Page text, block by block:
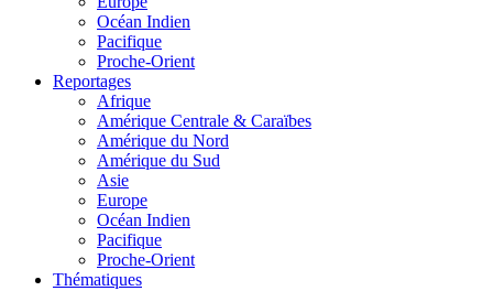
Océan Indien
Pacifique
Proche-Orient
Reportages
Afrique
Amérique Centrale & Caraïbes
Amérique du Nord
Amérique du Sud
Asie
Europe
Océan Indien
Pacifique
Proche-Orient
Thématiques